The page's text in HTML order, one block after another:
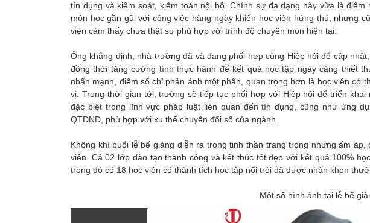
tín dụng và kiểm soát, kiểm toán nội bộ. Chính sự đa dạng này vừa là
môn học gần gũi với công việc hàng ngày khiến học viên hứng thú, nhưng
viên cảm thấy chưa thật sự phù hợp với trình độ chuyên môn hiện tại.
Ông khẳng định, nhà trường đã và đang phối hợp cùng Hiệp hội để cập
đồng thời tăng cường tính thực hành để kết quả học tập ngày càng thiết
nhấn mạnh, điểm số chỉ phản ánh một phần, quan trọng hơn là học viên có
vị. Trong thời gian tới, trường sẽ tiếp tục phối hợp với Hiệp hội để triển khai
đặc biệt trong lĩnh vực pháp luật liên quan đến tín dụng, cũng như ứng
QTDND, phù hợp với xu thế chuyển đổi số của ngành.
Không khí buổi lễ bế giảng diễn ra trong tinh thần trang trọng nhưng ấm
viên. Cả 02 lớp đào tạo thành công và kết thúc tốt đẹp với kết quả 100%
trong đó có 18 học viên có thành tích học tập nổi trội đã được nhận khen
Một số hình ảnh tại lễ bế